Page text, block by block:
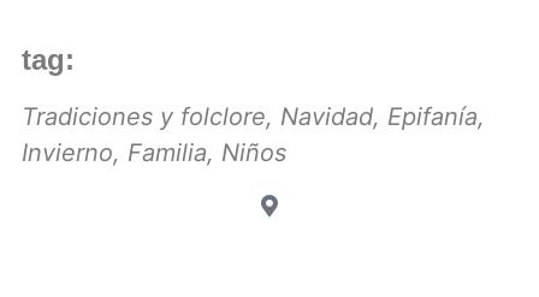
tag:
Tradiciones y folclore, Navidad, Epifanía,
Invierno, Familia, Niños